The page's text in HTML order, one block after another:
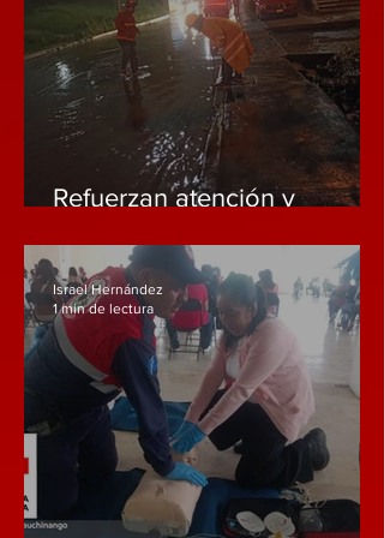
Refuerzan atención y
Huauchinango
Israel Hernández
1 min de lectura